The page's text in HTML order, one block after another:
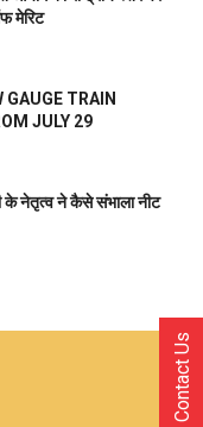
मेरिट
GAUGE TRAIN
JULY 29
के नेतृत्व ने कैसे संभाला नीट
Contact Us